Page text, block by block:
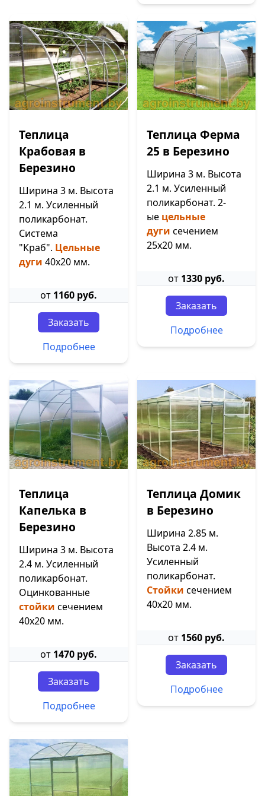
Теплица
Крабовая в
Березино
Ширина 3 м. Высота
2.1 м. Усиленный
поликарбонат.
Система
"Краб". Цельные
дуги 40х20 мм.
от 1160 руб.
Заказать
Подробнее
Теплица Ферма
25 в Березино
Ширина 3 м. Высота
2.1 м. Усиленный
поликарбонат. 2-
ые цельные
дуги сечением
25х20 мм.
от 1330 руб.
Заказать
Подробнее
Теплица
Капелька в
Березино
Ширина 3 м. Высота
2.4 м. Усиленный
поликарбонат.
Оцинкованные
стойки сечением
40х20 мм.
от 1470 руб.
Заказать
Подробнее
Теплица Домик
в Березино
Ширина 2.85 м.
Высота 2.4 м.
Усиленный
поликарбонат.
Стойки сечением
40х20 мм.
от 1560 руб.
Заказать
Подробнее